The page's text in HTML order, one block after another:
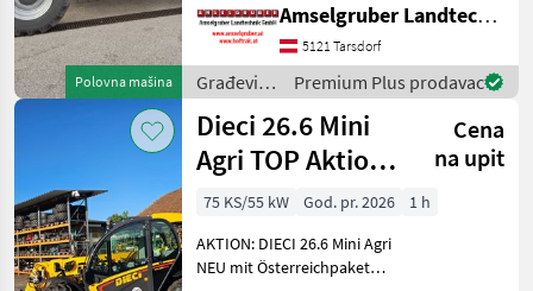
Polovna mašina
wurde - MADE BY DIECI!
AKTION: DIECI 26.6 E
Elektro Mini Agri NEU mit
Österreichpaket (TOP
Amselgruber Landtechnik GmbH
5121 Tarsdorf
Građevinski
strojevi /
Dieci
Premium Plus prodavac
Dieci 26.6 Mini
Agri TOP Aktion
mit
Österreichpaket
Cena
na upit
75 KS/55 kW God. pr. 2026
1 h
AKTION: DIECI 26.6 Mini Agri
NEU mit Österreichpaket